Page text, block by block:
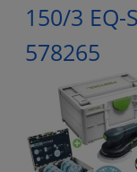
150/3 EQ-
578265